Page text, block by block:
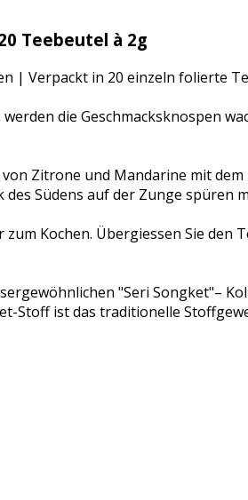
Teebeutel à 2g
| Verpackt in 20 einzeln folierte
die Geschmacksknospen
Zitrone und Mandarine mit
Südens auf der Zunge spüren
Kochen. Übergiessen Sie
"Seri Songket"–
Stoff ist das traditionelle